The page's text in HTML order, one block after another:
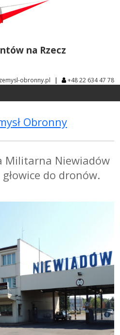
na Rzecz
obronny.pl | +48 22 634 47 78
Obronny
Militarna Niewiadów
do dronów.